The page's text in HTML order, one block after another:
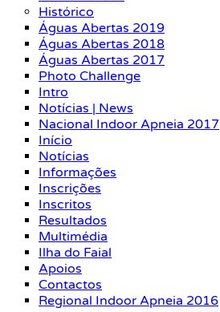
Histórico
Águas Abertas 2019
Águas Abertas 2018
Águas Abertas 2017
Photo Challenge
Intro
Notícias | News
Nacional Indoor Apneia 2017
Início
Notícias
Informações
Inscrições
Inscritos
Resultados
Multimédia
Ilha do Faial
Apoios
Contactos
Regional Indoor Apneia 2016